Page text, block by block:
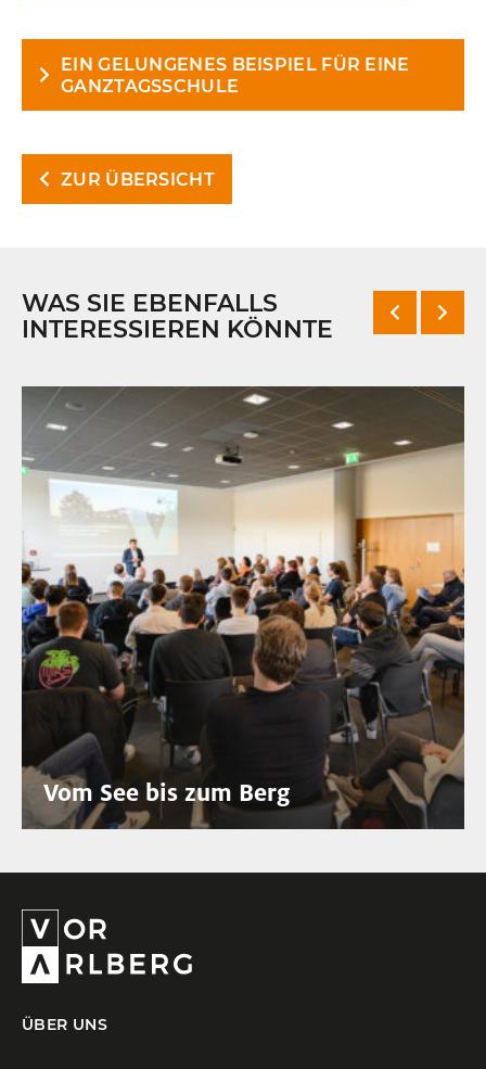
EIN GELUNGENES BEISPIEL FÜR EINE
GANZTAGSSCHULE
ZUR ÜBERSICHT
WAS SIE EBENFALLS
INTERESSIEREN KÖNNTE
Vom See bis zum Berg
ÜBER UNS